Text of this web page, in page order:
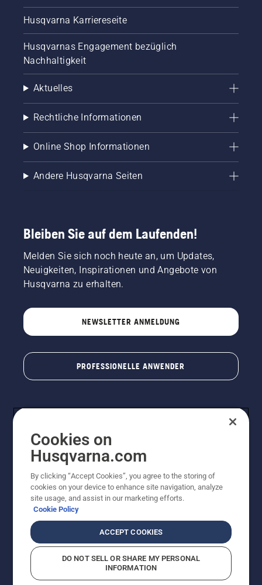
Husqvarna Karriereseite
Husqvarnas Engagement bezüglich
Nachhaltigkeit
Aktuelles
Rechtliche Informationen
Online Shop Informationen
Andere Husqvarna Seiten
Bleiben Sie auf dem Laufenden!
Melden Sie sich noch heute an, um Updates,
Neuigkeiten, Inspirationen und Angebote von
Husqvarna zu erhalten.
NEWSLETTER ANMELDUNG
PROFESSIONELLE ANWENDER
© Husqvarna AB (publ). Alle Rechte vorbehalten. Bei
den Preisangaben handelt es sich um unverbindliche
Preisempfehlungen in Euro inkl. der gesetzlichen
Preisempfehlungen (inkl. MwSt), es sei denn sie sind für
den direkten Kauf verfügbar.
Cookie-RichtlinieNutzungsbedingungen Datenschutzerklärung
Vermutete Verstöße melden
Cookies on
Husqvarna.com
By clicking “Accept Cookies”, you agree to the storing of
cookies on your device to enhance site navigation, analyze
site usage, and assist in our marketing efforts.
Cookie Policy
ACCEPT COOKIES
DO NOT SELL OR SHARE MY PERSONAL
INFORMATION